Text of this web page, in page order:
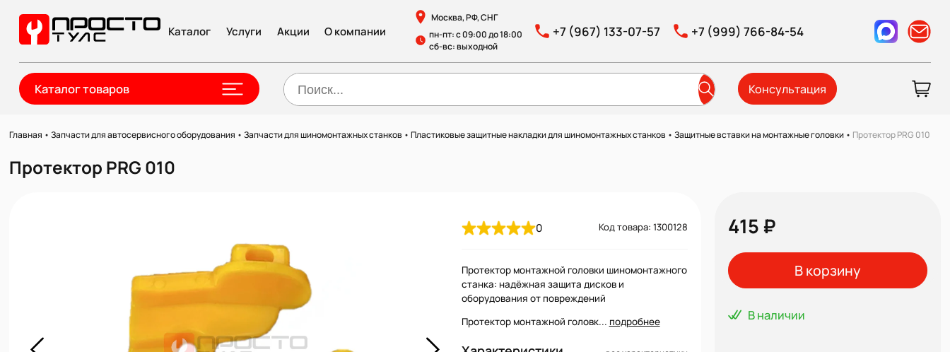
Каталог Услуги Акции О компании
Москва, РФ, СНГ
пн-пт: с 09:00 до 18:00
сб-вс: выходной
+7 (967) 133-07-57 +7 (999) 766-84-54
Каталог товаров Консультация
Главная •Запчасти для автосервисного оборудования •Запчасти для шиномонтажных станков •Пластиковые защитные накладки для шиномонтажных станков •Защитные вставки на монтажные головки • Протектор PRG 010
Протектор PRG 010
0 Код товара: 1300128
Протектор монтажной головки шиномонтажного
станка: надёжная защита дисков и
оборудования от повреждений
Протектор монтажной головк... подробнее
415 ₽
В корзину
В наличии